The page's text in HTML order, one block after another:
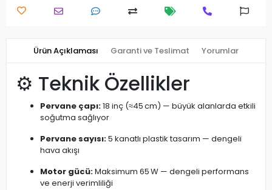
Ürün Açıklaması Garanti ve Teslimat Yorumlar
⚙️ Teknik Özellikler
Pervane çapı:18 inç (≈45 cm) — büyük alanlarda etkili
soğutma sağlıyor
Pervane sayısı:5 kanatlı plastik tasarım — dengeli
hava akışı
Motor gücü:Maksimum 65 W — dengeli performans
ve enerji verimliliği